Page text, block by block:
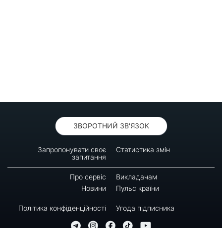
ЗВОРОТНИЙ ЗВ'ЯЗОК
Запропонувати своє
запитання
Статистика змін
Про сервіс
Викладачам
Новини
Пульс країни
Політика конфіденційності Угода підписника